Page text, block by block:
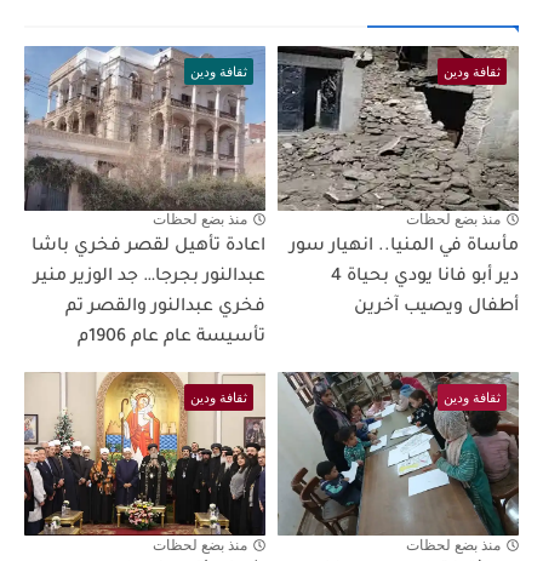
ثقافة ودين
منذ بضع لحظات
مأساة في المنيا.. انهيار سور
دير أبو فانا يودي بحياة 4
أطفال ويصيب آخرين
ثقافة ودين
منذ بضع لحظات
اعادة تأهيل لقصر فخري باشا
عبدالنور بجرجا… جد الوزير منير
فخري عبدالنور والقصر تم
تأسيسة عام عام 1906م
ثقافة ودين
منذ بضع لحظات
ثقافة ودين
منذ بضع لحظات